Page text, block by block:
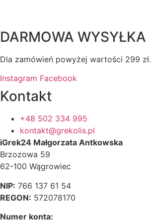
DARMOWA WYSYŁKA
Dla zamówień powyżej wartości 299 zł.
Instagram Facebook
Kontakt
+48 502 334 995
kontakt@grekolis.pl
iGrek24 Małgorzata Antkowska
Brzozowa 59
62-100 Wągrowiec
NIP: 766 137 61 54
REGON: 572078170
Numer konta: